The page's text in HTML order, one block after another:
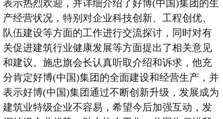
表示热烈欢迎，并详细介绍了好博(中国)集团的生
产经营状况，特别对企业科技创新、工程创优、
队伍建设等方面的工作进行交流探讨，同时对有
关促进建筑行业健康发展等方面提出了相关意见
和建议。施忠旗会长认真听取介绍和诉求，他充
分肯定好博(中国)集团的全面建设和经营生产，并
表示好博(中国)集团通过不断创新升级，发展成为
建筑业特级企业不容易，希望今后加强互动，发